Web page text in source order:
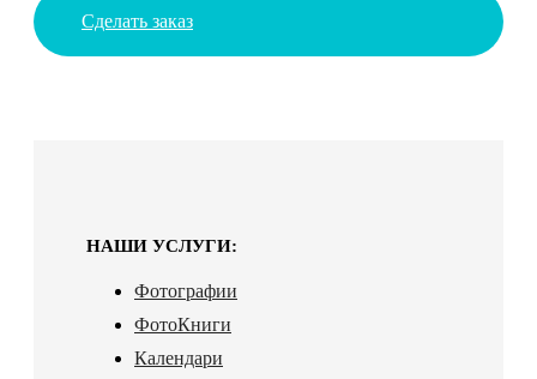
Сделать заказ
НАШИ УСЛУГИ:
Фотографии
ФотоКниги
Календари